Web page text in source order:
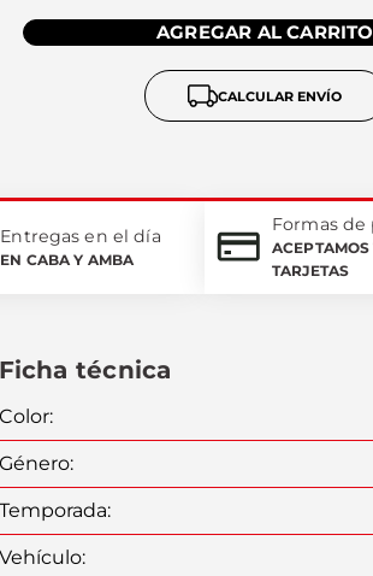
AGREGAR AL CARRITO
CALCULAR ENVÍO
Entregas en el día
EN CABA Y AMBA
Formas de
TARJETAS
Ficha técnica
Color:
Género:
Temporada:
Vehículo: